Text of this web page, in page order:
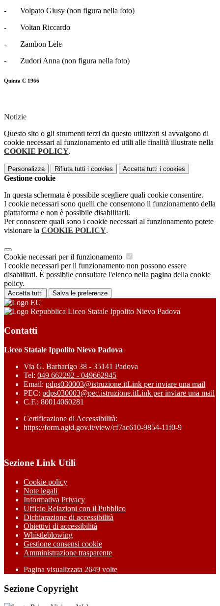
- Volpato Giusy (non figura nella foto)
- Voltan Riccardo
- Zambon Lele
- Zudori Anna (non figura nella foto)
Quinta C 1966
Notizie
Questo sito o gli strumenti terzi da questo utilizzati si avvalgono di
cookie necessari al funzionamento ed utili alle finalità illustrate nella
COOKIE POLICY.
Personalizza Rifiuta tutti i cookies Accetta tutti i cookies
Gestione cookie
In questa schermata è possibile scegliere quali cookie consentire.
I cookie necessari sono quelli che consentono il funzionamento della
piattaforma e non è possibile disabilitarli.
Per conoscere quali sono i cookie necessari al funzionamento potete
visionare la COOKIE POLICY.
Cookie necessari per il funzionamento
I cookie necessari per il funzionamento non possono essere
disabilitati. È possibile consultare l'elenco nella pagina della cookie
policy.
Accetta tutti Salva le preferenze
Liceo Statale Ippolito Nievo Padova
Contatti
Liceo Statale Ippolito Nievo Padova
Via G. Barbarigo 38 - 35141 Padova
Tel: 049 662292 - 049662945
Email: pdps030003@istruzione.itLink per inviare una mail
PEC: pdps030003@pec.istruzione.itLink per inviare una mail
C.F.: 80014060281
Certificazione di Accessibilità:
https://form.agid.gov.it/view/cf7ac610-9854-11f0-9
Sezione Link Utili
Cookie policy
Note legali
Informativa Privacy
Ufficio Relazioni con il Pubblico
Dichiarazione di accessibilità
Obiettivi di accessibilità
Whistleblowing
Gestione consensi cookie
Amministrazione trasparente
Pagina visualizzata 2649 volte
Sezione Copyright